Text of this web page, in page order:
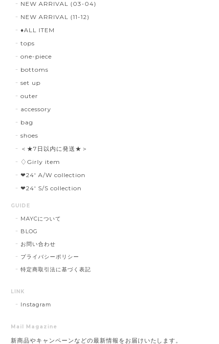
NEW ARRIVAL (03-04)
NEW ARRIVAL (11-12)
♦︎ALL ITEM
tops
one-piece
bottoms
set up
outer
accessory
bag
shoes
＜★7日以内に発送★＞
♢Girly item
❤︎24' A/W collection
❤︎24' S/S collection
GUIDE
MAYCについて
BLOG
お問い合わせ
プライバシーポリシー
特定商取引法に基づく表記
LINK
Instagram
Mail Magazine
新商品やキャンペーンなどの最新情報をお届けいたします。